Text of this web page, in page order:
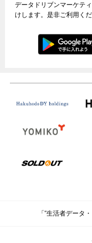
データドリブンマーケテ
けします。是非ご利用くだ
「“生活者データ